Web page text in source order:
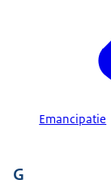
Emancipatie
G